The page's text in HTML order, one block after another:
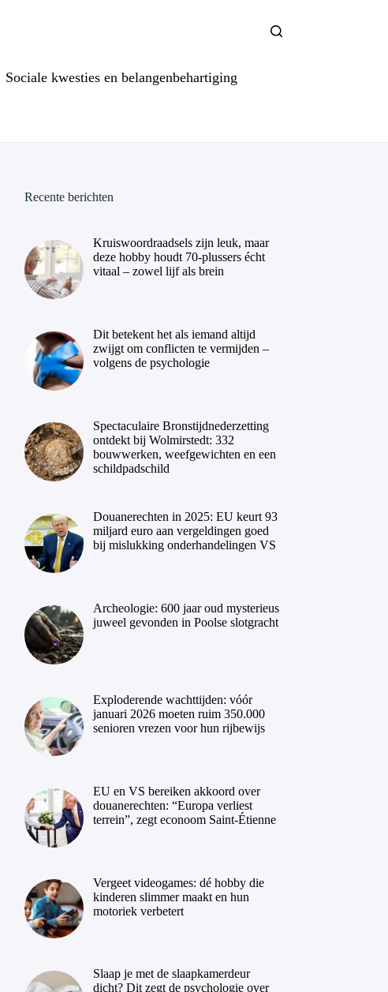
Sociale kwesties en belangenbehartiging
Recente berichten
Kruiswoordraadsels zijn leuk, maar
deze hobby houdt 70-plussers écht
vitaal – zowel lijf als brein
Dit betekent het als iemand altijd
zwijgt om conflicten te vermijden –
volgens de psychologie
Spectaculaire Bronstijdnederzetting
ontdekt bij Wolmirstedt: 332
bouwwerken, weefgewichten en een
schildpadschild
Douanerechten in 2025: EU keurt 93
miljard euro aan vergeldingen goed
bij mislukking onderhandelingen VS
Archeologie: 600 jaar oud mysterieus
juweel gevonden in Poolse slotgracht
Exploderende wachttijden: vóór
januari 2026 moeten ruim 350.000
senioren vrezen voor hun rijbewijs
EU en VS bereiken akkoord over
douanerechten: “Europa verliest
terrein”, zegt econoom Saint-Étienne
Vergeet videogames: dé hobby die
kinderen slimmer maakt en hun
motoriek verbetert
Slaap je met de slaapkamerdeur
dicht? Dit zegt de psychologie over